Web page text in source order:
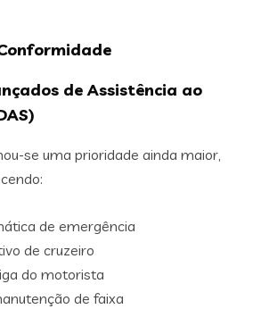
de Assistência ao
se uma prioridade ainda maior,
de emergência
de cruzeiro
do motorista
de faixa